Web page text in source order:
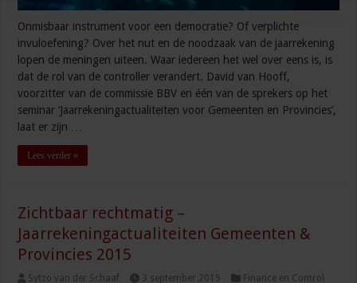
Onmisbaar instrument voor een democratie? Of verplichte
invuloefening? Over het nut en de noodzaak van de jaarrekening
lopen de meningen uiteen. Waar iedereen het wel over eens is, is
dat de rol van de controller verandert. David van Hooff,
voorzitter van de commissie BBV en één van de sprekers op het
seminar ‘Jaarrekeningactualiteiten voor Gemeenten en Provincies’,
laat er zijn …
Lees verder »
Zichtbaar rechtmatig –
Jaarrekeningactualiteiten Gemeenten &
Provincies 2015
Sytzo van der Schaaf 3 september 2015 Finance en Control